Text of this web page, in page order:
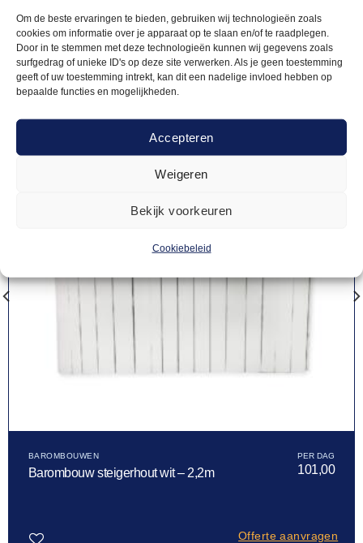
Om de beste ervaringen te bieden, gebruiken wij technologieën zoals
cookies om informatie over je apparaat op te slaan en/of te raadplegen.
Door in te stemmen met deze technologieën kunnen wij gegevens zoals
surfgedrag of unieke ID's op deze site verwerken. Als je geen toestemming
geeft of uw toestemming intrekt, kan dit een nadelige invloed hebben op
bepaalde functies en mogelijkheden.
Accepteren
Weigeren
Bekijk voorkeuren
Cookiebeleid
producten
BAROMBOUWEN
Barombouw steigerhout wit – 2,2m 101,00
Offerte aanvragen